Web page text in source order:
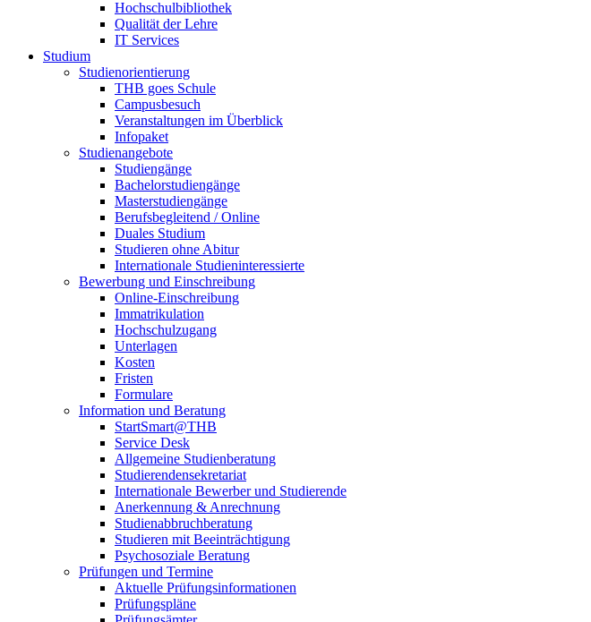
Hochschulbibliothek
Qualität der Lehre
IT Services
Studium
Studienorientierung
THB goes Schule
Campusbesuch
Veranstaltungen im Überblick
Infopaket
Studienangebote
Studiengänge
Bachelorstudiengänge
Masterstudiengänge
Berufsbegleitend / Online
Duales Studium
Studieren ohne Abitur
Internationale Studieninteressierte
Bewerbung und Einschreibung
Online-Einschreibung
Immatrikulation
Hochschulzugang
Unterlagen
Kosten
Fristen
Formulare
Information und Beratung
StartSmart@THB
Service Desk
Allgemeine Studienberatung
Studierendensekretariat
Internationale Bewerber und Studierende
Anerkennung & Anrechnung
Studienabbruchberatung
Studieren mit Beeinträchtigung
Psychosoziale Beratung
Prüfungen und Termine
Aktuelle Prüfungsinformationen
Prüfungspläne